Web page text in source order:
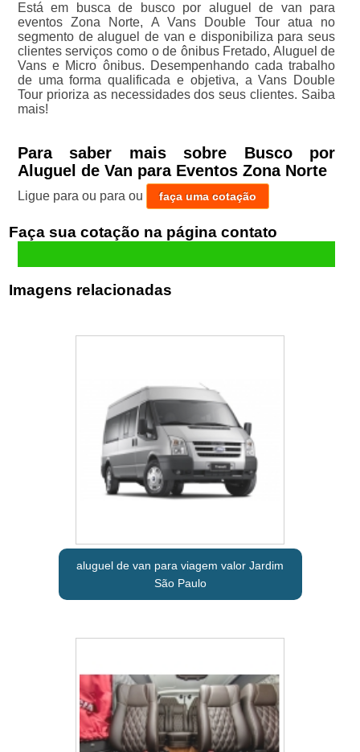
Está em busca de busco por aluguel de van para
eventos Zona Norte, A Vans Double Tour atua no
segmento de aluguel de van e disponibiliza para seus
clientes serviços como o de ônibus Fretado, Aluguel de
Vans e Micro ônibus. Desempenhando cada trabalho
de uma forma qualificada e objetiva, a Vans Double
Tour prioriza as necessidades dos seus clientes. Saiba
mais!
Para saber mais sobre Busco por
Aluguel de Van para Eventos Zona Norte
Ligue para ou para ou faça uma cotação
Faça sua cotação
Imagens relacionadas
aluguel de van para viagem valor Jardim
São Paulo